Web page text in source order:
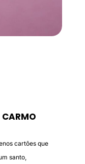
cartões que
santo,